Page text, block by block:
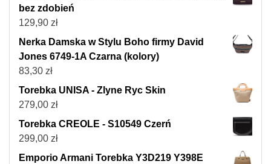
bez zdobień
129,90 zł
Nerka Damska w Stylu Boho firmy David
Jones 6749-1A Czarna (kolory)
83,30 zł
Torebka UNISA - Zlyne Ryc Skin
279,00 zł
Torebka CREOLE - S10549 Czerń
299,00 zł
Emporio Armani Torebka Y3D219 Y398E